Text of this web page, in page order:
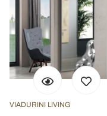
VIADURINI LIVING